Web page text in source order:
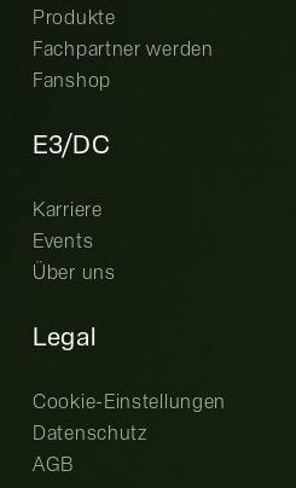
Produkte
Fachpartner werden
Fanshop
E3/DC
Karriere
Events
Über uns
Legal
Cookie-Einstellungen
Datenschutz
AGB